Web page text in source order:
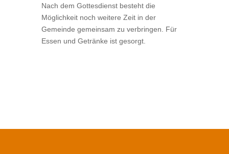
Nach dem Gottesdienst besteht die
Möglichkeit noch weitere Zeit in der
Gemeinde gemeinsam zu verbringen. Für
Essen und Getränke ist gesorgt.